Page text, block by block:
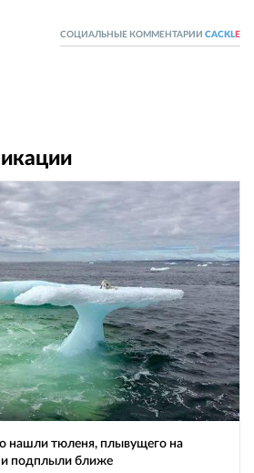
СОЦИАЛЬНЫЕ КОММЕНТАРИИ CACKL E
нашли тюленя, плывущего на
подплыли ближе